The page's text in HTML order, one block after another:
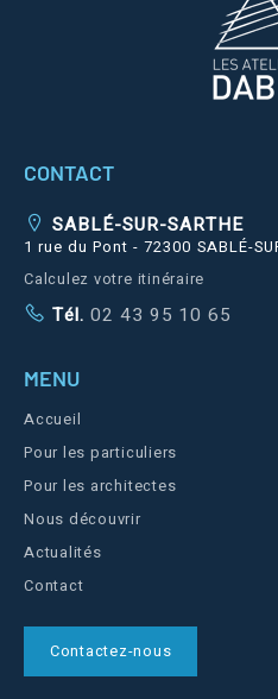
CONTACT
SABLÉ-SUR-SARTHE
1 rue du Pont - 72300 SABLÉ-
Calculez votre itinéraire
Tél. 02 43 95 10 65
MENU
Accueil
Pour les particuliers
Pour les architectes
Nous découvrir
Actualités
Contact
Contactez-nous